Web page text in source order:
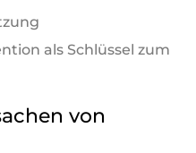
als Schlüssel zum
von